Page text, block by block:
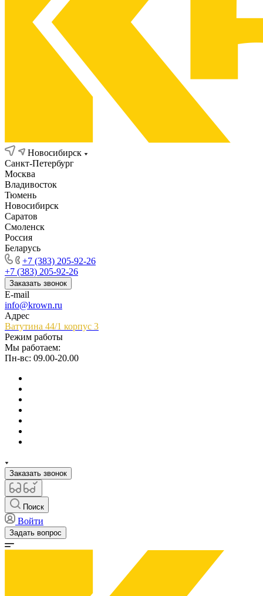
Новосибирск
Санкт-Петербург
Москва
Владивосток
Тюмень
Новосибирск
Саратов
Смоленск
Россия
Беларусь
+7 (383) 205-92-26
+7 (383) 205-92-26
Заказать звонок
E-mail
info@krown.ru
Адрес
Ватутина 44/1 корпус 3
Режим работы
Мы работаем:
Пн-вс: 09.00-20.00
Заказать звонок
Поиск
Войти
Задать вопрос